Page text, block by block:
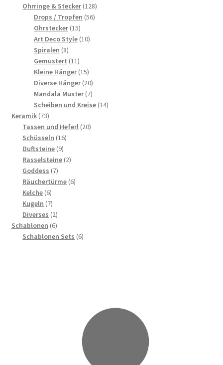
Produkte
Ohrringe & Stecker 128128
Drops / Tropfen 5656
Ohrstecker 1515
Produkte
Art Deco Style 1010
Spiralen 88
Produkte
Gemustert 1111
Produkte
Kleine Hänger 1515
Produkte
Diverse Hänger 2020
Produkte
Mandala Muster 77
Produkte
Scheiben und Kreise 1414
Keramik 7373
Produkte
Tassen und Heferl 2020
Schüsseln 1616
Duftsteine 99
Produkte
Rasselsteine 22
Goddess 77
Produkte
Räuchertürme 66
Kelche 66
Produkte
Kugeln 77
Produkte
Diverses 22
Produkte
Schablonen 66
Produkte
Schablonen Sets 66